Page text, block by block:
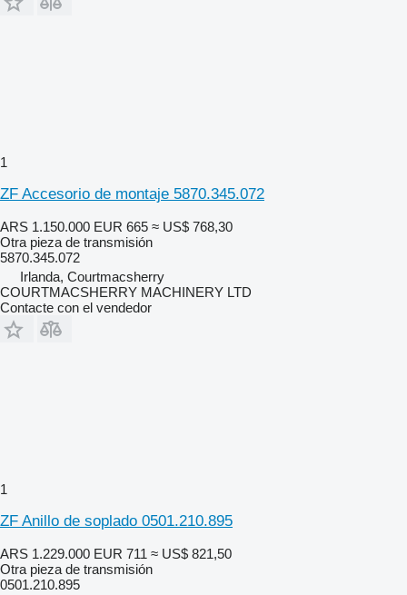
1
ZF Accesorio de montaje 5870.345.072
ARS 1.150.000 EUR 665 ≈ US$ 768,30
Otra pieza de transmisión
5870.345.072
Irlanda, Courtmacsherry
COURTMACSHERRY MACHINERY LTD
Contacte con el vendedor
1
ZF Anillo de soplado 0501.210.895
ARS 1.229.000 EUR 711 ≈ US$ 821,50
Otra pieza de transmisión
0501.210.895